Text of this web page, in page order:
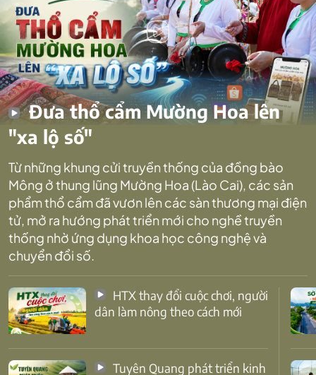
Đưa thổ cẩm Mường Hoa lên
"xa lộ số"
Từ những khung cửi truyền thống của đồng bào
Mông ở thung lũng Mường Hoa (Lào Cai), các sản
phẩm thổ cẩm đã vươn lên các sàn thương mại điện
tử, mở ra hướng phát triển mới cho nghề truyền
thống nhờ ứng dụng khoa học công nghệ và
chuyển đổi số.
dân làm nông theo cách mới